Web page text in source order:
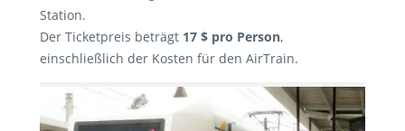
Station.
Der Ticketpreis beträgt 17 $ pro Person,
einschließlich der Kosten für den AirTrain.